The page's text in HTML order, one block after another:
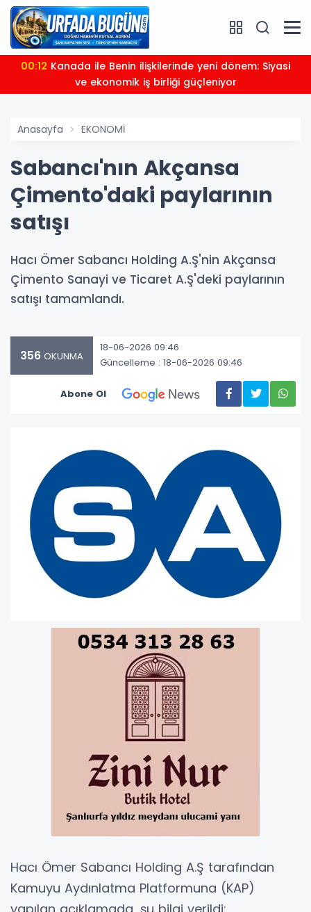
00:12
ve ekonomik iş birliği güçleniyor
Anasayfa EKONOMİ
Sabancı'nın Akçansa
Çimento'daki paylarının
satışı
Hacı Ömer Sabancı Holding A.Ş'nin Akçansa
Çimento Sanayi ve Ticaret A.Ş'deki paylarının
satışı tamamlandı.
356 OKUNMA
18-06-2026 09:46
Güncelleme : 18-06-2026 09:46
Abone Ol
Hacı Ömer Sabancı Holding A.Ş tarafından
Kamuyu Aydınlatma Platformuna (KAP)